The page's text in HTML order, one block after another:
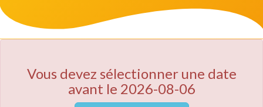
Vous devez sélectionner une date
avant le 2026-08-06